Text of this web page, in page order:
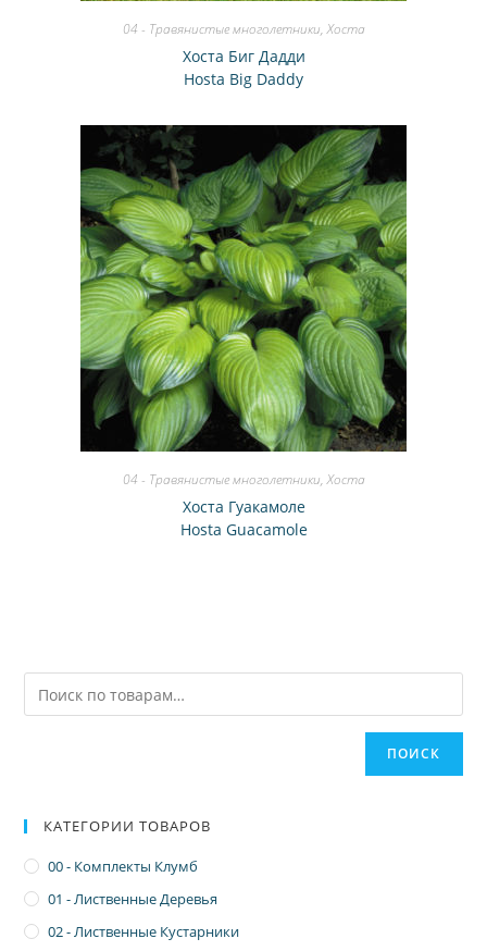
04 - Травянистые многолетники,Хоста
Хоста Биг Дадди
Hosta Big Daddy
04 - Травянистые многолетники,Хоста
Хоста Гуакамоле
Hosta Guacamole
ПОИСК
КАТЕГОРИИ ТОВАРОВ
00 - Комплекты Клумб
01 - Лиственные Деревья
02 - Лиственные Кустарники